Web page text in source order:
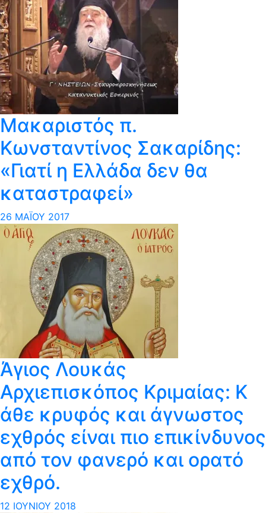
Μακαριστός π.
Κωνσταντίνος Σακαρίδης:
«Γιατί η Ελλάδα δεν θα
καταστραφεί»
26 ΜΑΪ́ΟΥ 2017
Άγιος Λουκάς
Αρχιεπισκόπος Κριμαίας: Κ​
άθε κρυφός και άγνωστος
εχθρός είναι πιο επικίνδυνο​ς
από τον φανερό και ορατό
εχθρό.
12 ΙΟΥΝΊΟΥ 2018